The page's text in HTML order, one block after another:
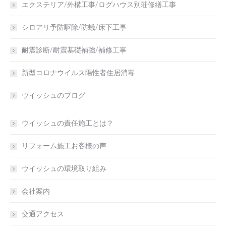
エクステリア/外構工事/ログハウス別荘修繕工事
シロアリ予防駆除/防蟻/床下工事
耐震診断/耐震基礎補強/補修工事
新型コロナウイルス陽性者住居消毒
ウイッシュのブログ
ウイッシュの責任施工とは？
リフォーム施工お客様の声
ウイッシュの環境取り組み
会社案内
交通アクセス